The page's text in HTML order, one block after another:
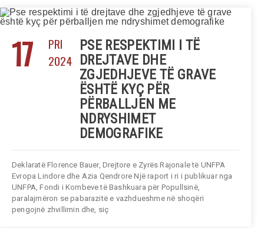
17
PRI
2024
PSE RESPEKTIMI I TË
DREJTAVE DHE
ZGJEDHJEVE TË GRAVE
ËSHTË KYÇ PËR
PËRBALLJEN ME
NDRYSHIMET
DEMOGRAFIKE
Deklaratë Florence Bauer, Drejtore e Zyrës Rajonale të UNFPA
Evropa Lindore dhe Azia Qendrore Një raport i ri i publikuar nga
UNFPA, Fondi i Kombeve të Bashkuara për Popullsinë,
paralajmëron se pabarazitë e vazhdueshme në shoqëri
pengojnë zhvillimin dhe, siç